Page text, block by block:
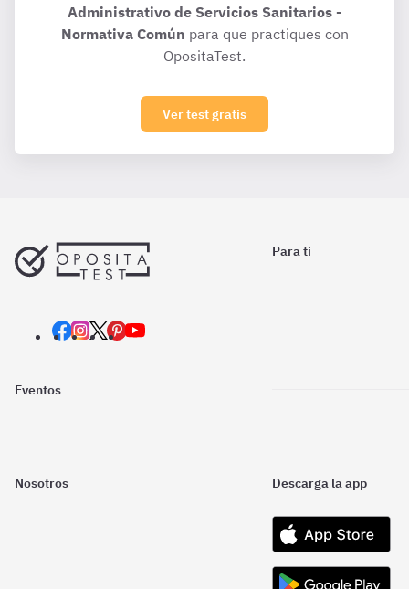
Administrativo de Servicios Sanitarios -
Normativa Común para que practiques con
OpositaTest.
Ver test gratis
Para ti
Eventos
Nosotros Descarga la app